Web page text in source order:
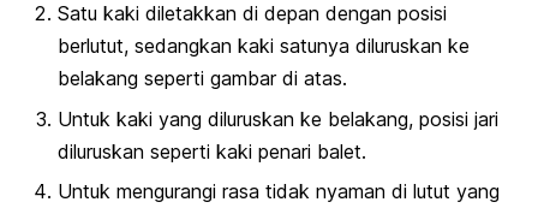
Satu kaki diletakkan di depan dengan posisi
berlutut, sedangkan kaki satunya diluruskan ke
belakang seperti gambar di atas.
Untuk kaki yang diluruskan ke belakang, posisi jari
diluruskan seperti kaki penari balet.
Untuk mengurangi rasa tidak nyaman di lutut yang